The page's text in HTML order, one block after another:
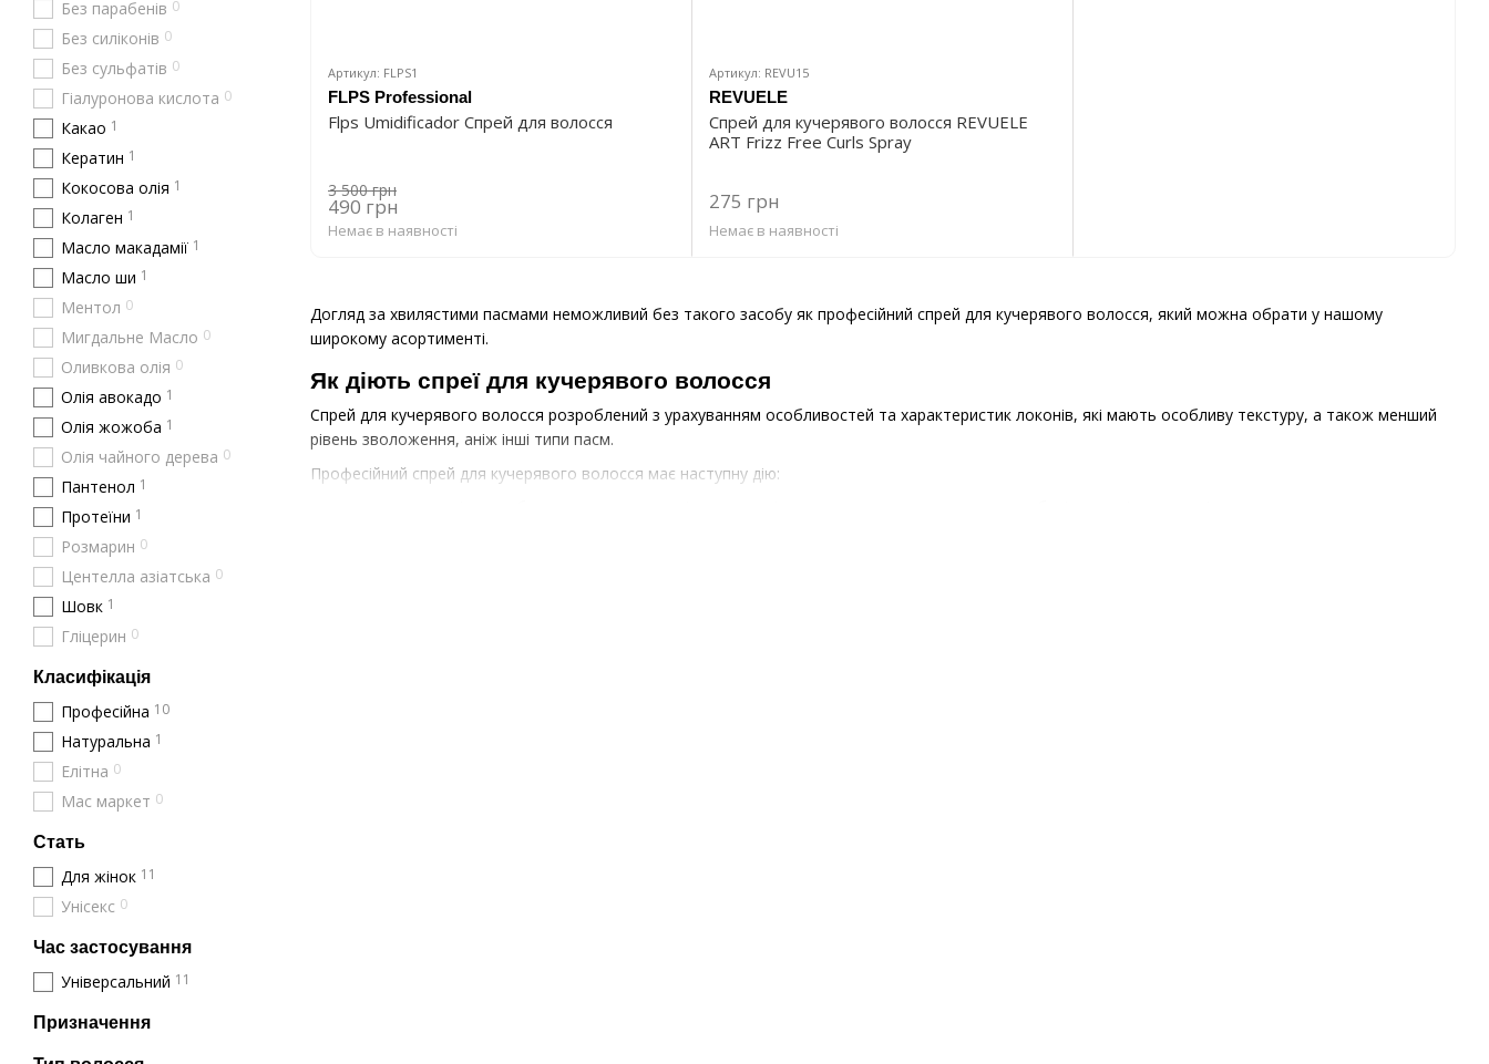
Догляд за хвилястими пасмами неможливий без такого засобу як професійний спрей для кучерявого волосся, який можна обрати у нашому
широкому асортименті.
Як діють спреї для кучерявого волосся
Спрей для кучерявого волосся розроблений з урахуванням особливостей та характеристик локонів, які мають особливу текстуру, а також менший
рівень зволоження, аніж інші типи пасм.
Професійний спрей для кучерявого волосся має наступну дію:
Артикул: FLPS1
FLPS Professional
Flps Umidificador Спрей для волосся
3 500 грн
490 грн
Немає в наявності
Артикул: REVU15
REVUELE
Спрей для кучерявого волосся REVUELE
ART Frizz Free Curls Spray
275 грн
Немає в наявності
Без парабенів 0
Без силіконів 0
Без сульфатів 0
Гіалуронова кислота 0
Какао 1
Кератин 1
Кокосова олія 1
Колаген 1
Масло макадамії 1
Масло ши 1
Ментол 0
Мигдальне Масло 0
Оливкова олія 0
Олія авокадо 1
Олія жожоба 1
Олія чайного дерева 0
Пантенол 1
Протеїни 1
Розмарин 0
Центелла азіатська 0
Шовк 1
Гліцерин 0
Класифікація
Професійна 10
Натуральна 1
Елітна 0
Мас маркет 0
Стать
Для жінок 11
Унісекс 0
Час застосування
Універсальний 11
Призначення